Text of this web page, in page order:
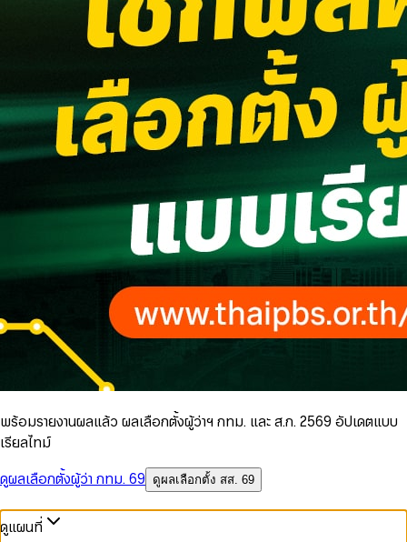
พร้อมรายงานผลแล้ว ผลเลือกตั้งผู้ว่าฯ กทม. และ ส.ก. 2569 อัปเดตแบบ
เรียลไทม์
ดูผลเลือกตั้งผู้ว่า กทม. 69
ดูผลเลือกตั้ง สส. 69
ดูแผนที่